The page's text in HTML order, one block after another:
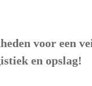
voor een
en opslag!